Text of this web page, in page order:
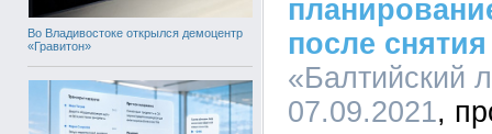
Во Владивостоке открылся демоцентр
«Гравитон»
после
«Балтийский
07.09.2021